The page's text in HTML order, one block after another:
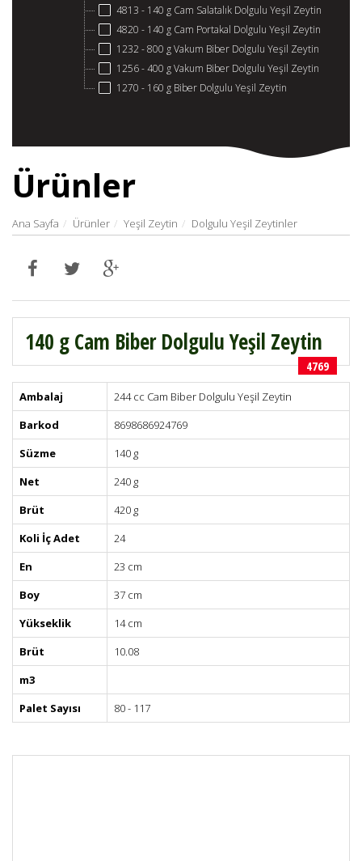
4813 - 140 g Cam Salatalık Dolgulu Yeşil Zeytin
4820 - 140 g Cam Portakal Dolgulu Yeşil Zeytin
1232 - 800 g Vakum Biber Dolgulu Yeşil Zeytin
1256 - 400 g Vakum Biber Dolgulu Yeşil Zeytin
1270 - 160 g Biber Dolgulu Yeşil Zeytin
Ürünler
Ana Sayfa Ürünler Yeşil Zeytin Dolgulu Yeşil Zeytinler
140 g Cam Biber Dolgulu Yeşil Zeytin
4769
Ambalaj
244 cc Cam Biber Dolgulu Yeşil Zeytin
Barkod
8698686924769
Süzme
140 g
Net
240 g
Brüt
420 g
Koli İç Adet
24
En
23 cm
Boy
37 cm
Yükseklik
14 cm
Brüt
10.08
m3
Palet Sayısı
80 - 117